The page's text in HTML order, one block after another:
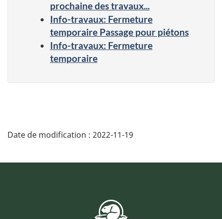
prochaine des travaux...
Info-travaux: Fermeture
temporaire Passage pour piétons
Info-travaux: Fermeture
temporaire
Date de modification : 2022-11-19